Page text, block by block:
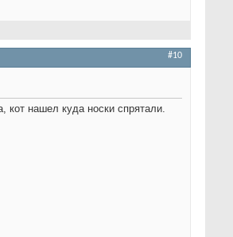
#10
нашел куда носки спрятали.